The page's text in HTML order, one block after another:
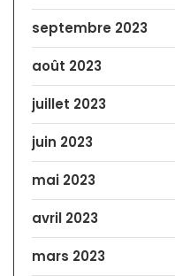
septembre 2023
août 2023
juillet 2023
juin 2023
mai 2023
avril 2023
mars 2023